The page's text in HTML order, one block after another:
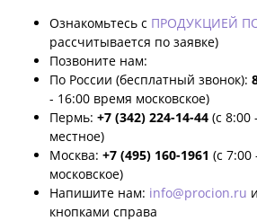
Ознакомьтесь с ПРОДУКЦИЕЙ
рассчитывается по заявке)
Позвоните нам:
По России (бесплатный звонок):
- 16:00 время московское)
Пермь: +7 (342) 224-14-44 (с 8:00
местное)
Москва: +7 (495) 160-1961 (с 7:00
московское)
Напишите нам: info@procion.ru
кнопками справа